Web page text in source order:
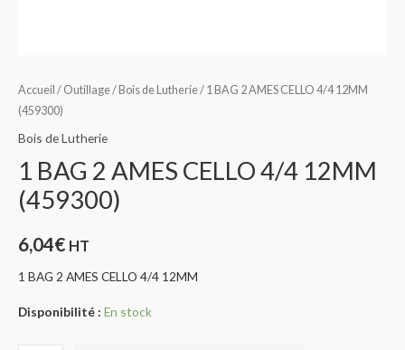
Accueil / Outillage/ Bois de Lutherie/ 1 BAG 2 AMES CELLO 4/4 12MM
(459300)
Bois de Lutherie
1 BAG 2 AMES CELLO 4/4 12MM
(459300)
6,04€ HT
1 BAG 2 AMES CELLO 4/4 12MM
Disponibilité : En stock